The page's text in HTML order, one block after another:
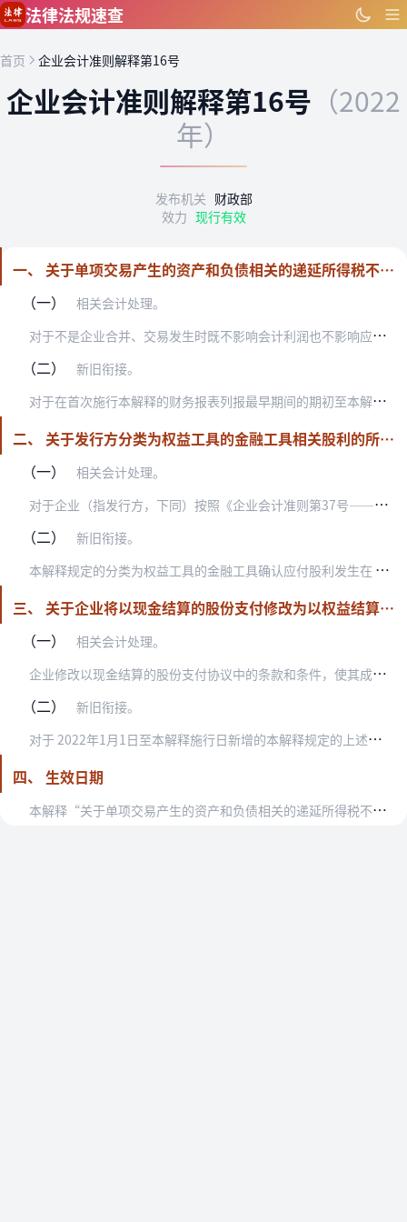
跳到主要内容
法律法规速查
首页 企业会计准则解释第16号
企业会计准则解释第16号 （2022
年）
发布机关 财政部
效力 现行有效
一、 关于单项交易产生的资产和负债相关的递延所得税不适用初始确认豁免的会计处理
（一）
相关会计处理。
对
于不是企业合并、交易发生时既不影响会计利润也不影响应纳税所得额（或可抵扣亏损）、且初始确认的资产和负债导致产生等额应纳税暂时性差异和可抵扣暂时性差异的单项交易…
（二）
新旧衔接。
对
于在首次施行本解释的财务报表列报最早期间的期初至本解释施行日之间发生的适用本解释的单项交易，企业应当按照本解释的规定进行调整。对于在首次施行本解释的财务报表列…
二、 关于发行方分类为权益工具的金融工具相关股利的所得税影响的会计处理
（一）
相关会计处理。
对
于企业（指发行方，下同）按照《企业会计准则第37号——金融工具列报》等规定分类为权益工具的金融工具（如分类为权益工具的永续债等），相关股利支出按照税收政策相关…
（二）
新旧衔接。
本
解释规定的分类为权益工具的金融工具确认应付股利发生在 2022年1月1日至本解释施行日之间的，涉及所得税影响且未按照以上规定进行处理的，企业应当按照本解释的规…
三、 关于企业将以现金结算的股份支付修改为以权益结算的股份支付的会计处理
（一）
相关会计处理。
企
业修改以现金结算的股份支付协议中的条款和条件，使其成为以权益结算的股份支付的，在修改日，企业应当按照所授予权益工具当日的公允价值计量以权益结算的股份支付，将已…
（二）
新旧衔接。
对
于 2022年1月1日至本解释施行日新增的本解释规定的上述交易，企业应当按照本解释的规定进行调整。对于2022年1月1日之前发生的本解释规定的上述交易，未按照…
四、 生效日期
本
解释“关于单项交易产生的资产和负债相关的递延所得税不适用初始确认豁免的会计处理”内容自 2023年1月1日起施行；“关于发行方分类为权益工具的金融工具相关股利…